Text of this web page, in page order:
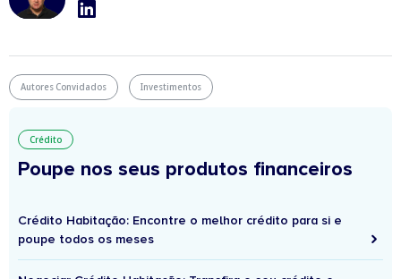
Autores Convidados Investimentos
Crédito
Poupe nos seus produtos financeiros
Crédito Habitação: Encontre o melhor crédito para si e
poupe todos os meses